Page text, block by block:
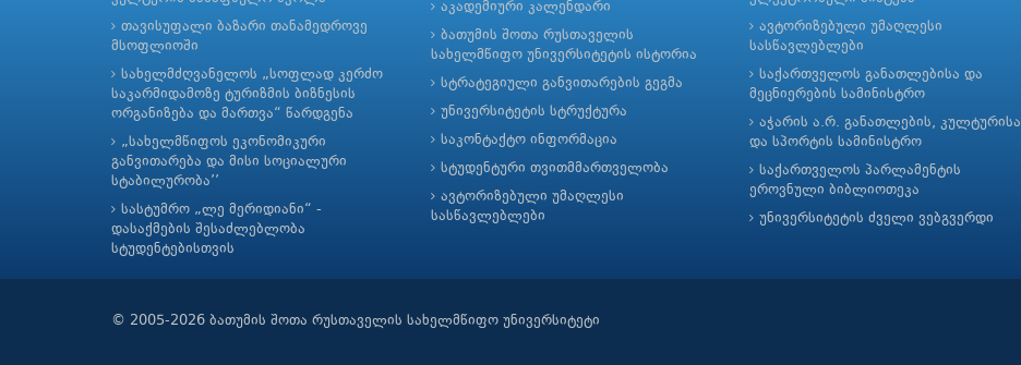
თავისუფალი ბაზარი თანამედროვე
მსოფლიოში
სახელმძღვანელოს „სოფლად კერძო
საკარმიდამოზე ტურიზმის ბიზნესის
ორგანიზება და მართვა“ წარდგენა
„სახელმწიფოს ეკონომიკური
განვითარება და მისი სოციალური
სტაბილურობა’’
სასტუმრო „ლე მერიდიანი“ -
დასაქმების შესაძლებლობა
სტუდენტებისთვის
აკადემიური კალენდარი
ბათუმის შოთა რუსთაველის
სახელმწიფო უნივერსიტეტის ისტორია
სტრატეგიული განვითარების გეგმა
უნივერსიტეტის სტრუქტურა
საკონტაქტო ინფორმაცია
სტუდენტური თვითმმართველობა
ავტორიზებული უმაღლესი
სასწავლებლები
ავტორიზებული უმაღლესი
სასწავლებლები
საქართველოს განათლებისა და
მეცნიერების სამინისტრო
აჭარის ა.რ. განათლების, კულტურისა
და სპორტის სამინისტრო
საქართველოს პარლამენტის
ეროვნული ბიბლიოთეკა
უნივერსიტეტის ძველი ვებგვერდი
© 2005-2026 ბათუმის შოთა რუსთაველის სახელმწიფო უნივერსიტეტი